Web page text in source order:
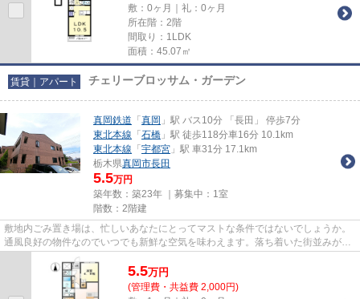
敷：0ヶ月｜礼：0ヶ月
所在階：2階
間取り：1LDK
面積：45.07㎡
賃貸｜アパート チェリーブロッサム・ガーデン
真岡鉄道 「 真岡 」駅 バス10分 「長田」 停歩7分
東北本線 「 石橋 」駅 徒歩118分車16分 10.1km
東北本線 「 宇都宮 」駅 車31分 17.1km
栃木県真岡市長田
5.5万円
築年数：築23年 ｜募集中： 1室
階数：2階建
敷地内ごみ置き場は、忙しいあなたにとってマストな条件ではないでしょうか。
通風良好の物件なのでいつでも新鮮な空気を味わえます。落ち着いた街並みが魅
力のアパートはこちらです。...
5.5万円
(管理費・共益費 2,000円)